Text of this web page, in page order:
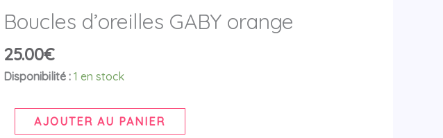
Boucles d’oreilles GABY orange
25.00€
Disponibilité : 1 en stock
GABY
AJOUTER AU PANIER